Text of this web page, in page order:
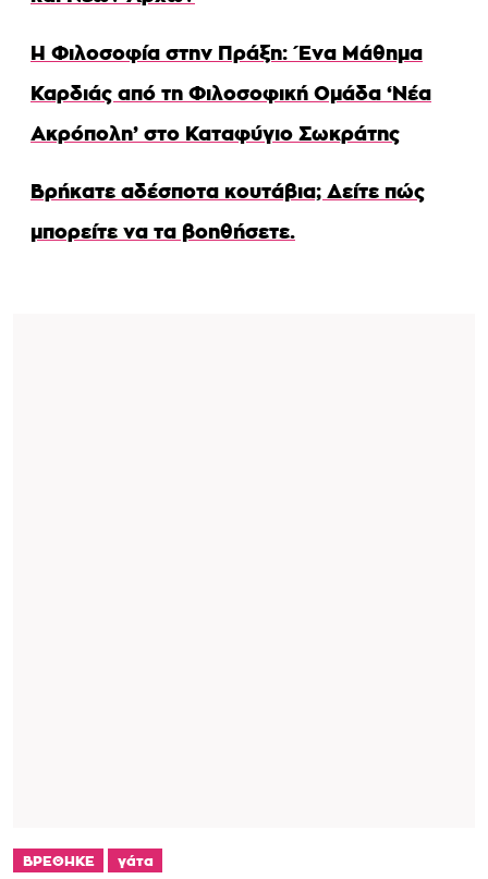
Η Φιλοσοφία στην Πράξη: Ένα Μάθημα
Καρδιάς από τη Φιλοσοφική Ομάδα ‘Νέα
Ακρόπολη’ στο Καταφύγιο Σωκράτης
Βρήκατε αδέσποτα κουτάβια; Δείτε πώς
μπορείτε να τα βοηθήσετε.
ΒΡΕΘΗΚΕ γάτα